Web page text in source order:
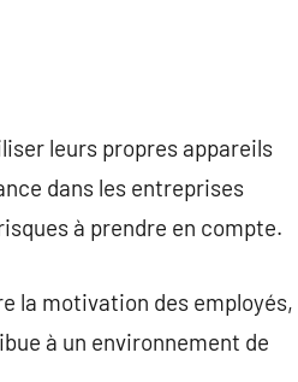
leurs propres appareils
dans les entreprises
à prendre en compte.
la motivation des employés,
à un environnement de